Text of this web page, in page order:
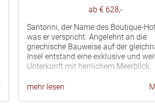
ab € 628,-
Santorini, der Name des Boutique-
was er verspricht. Angelehnt an die
griechische Bauweise auf der
Insel entstand eine exklusive und
Unterkunft mit herrlichem Meerblick.
mehr lesen